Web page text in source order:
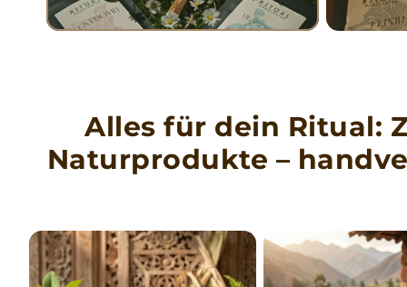
Alles für dein Ritual:
Naturprodukte –